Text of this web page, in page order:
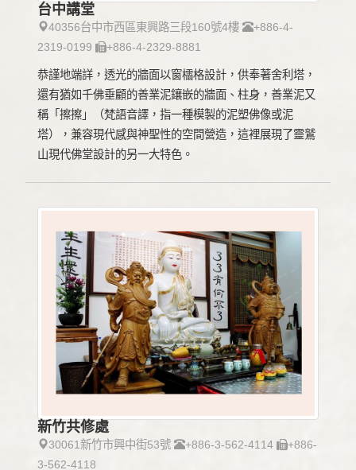
台中講堂
40356台中市西區東興路三段160號4樓
+886-4-
2319-0199
+886-4-2329-8881
恭謹地端詳，透光的牆面以窗櫺格設計，供奉著舍利塔，
還有猶如千佛垂顧的善業泥鑲嵌的牆面、柱身，善業泥又
稱「擦擦」（梵語音譯，指一種模製的泥塑佛像或泥
塔），兼容現代感與神聖性的空間營造，這裡展現了靈鷲
山現代佛堂設計的另一大特色。
新竹共修處
30061新竹市興中街53號 +886-3-562-4114
+886-
3-562-4118